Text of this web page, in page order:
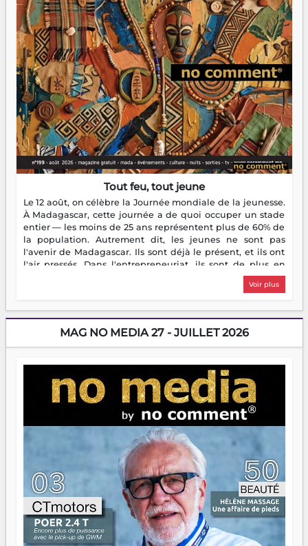
Tout feu, tout jeune
Le 12 août, on célèbre la Journée mondiale de la jeunesse.
À Madagascar, cette journée a de quoi occuper un stade
entier — les moins de 25 ans représentent plus de 60% de
la population. Autrement dit, les jeunes ne sont pas
l'avenir de Madagascar. Ils sont déjà le présent, et ils ont
l'air pressés. Dans l'entrepreneuriat, ils sont de plus en
plus nombreux à se lancer, à créer, à risquer — souvent
sans filet, souvent sans aide, mais toujours avec cette
dorment vraiment la nuit. En culture, les nouvelles sont
encore meilleures. Aina Rasamoelina vient de décrocher le
Prix RFI Instrumental Afrique. Miangaly Elia rafle le Prix
jeunes qui tiennent la torche. Alors oui, on pourrait
s'arrêter là, applaudir et rentrer chez soi satisfait. Mais ce
serait passer à côté d'une chose essentielle. La fougue, ça
brûle fort — et parfois, ça brûle vite. Une flamme sans
direction peut éclairer autant qu'elle peut consumer. C'est
là que les aînés entrent en scène — pas pour reprendre le
gouvernail, mais pour montrer où sont les récifs. Les jeunes
ont la force, les vieux ont l'expérience, comme on dit. Ce
n'est pas un combat de générations — c'est une question
d'équipage. Partagez vos réussites, mais aussi vos échecs.
Surtout vos échecs, d'ailleurs — ils enseignent mieux que
n'importe quel manuel. À Madagascar, la barque avance.
Il faut juste s'assurer que tout le monde rame dans le
même sens.
Voir plus
MAG NO MEDIA 27 - JUILLET 2026